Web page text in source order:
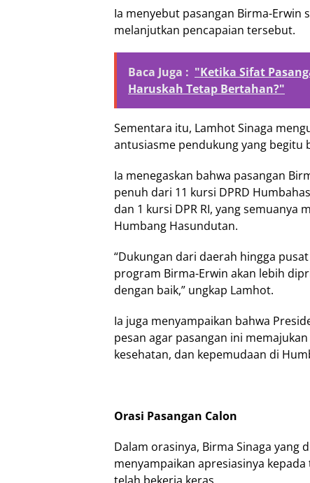
Ia menyebut pasangan Birma-Erwin
melanjutkan pencapaian tersebut.
Baca Juga : "Ketika Sifat
Haruskah Tetap Bertahan?"
Sementara itu, Lamhot Sinaga
antusiasme pendukung yang begitu
Ia menegaskan bahwa pasangan
penuh dari 11 kursi DPRD
dan 1 kursi DPR RI, yang semuanya
Humbang Hasundutan.
“Dukungan dari daerah hingga
program Birma-Erwin akan lebih
dengan baik,” ungkap Lamhot.
Ia juga menyampaikan bahwa
pesan agar pasangan ini
kesehatan, dan kepemudaan di
Orasi Pasangan Calon
Dalam orasinya, Birma Sinaga yang
menyampaikan apresiasinya